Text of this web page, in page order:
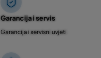
Garancija i servis
Garancija i servisni uvjeti